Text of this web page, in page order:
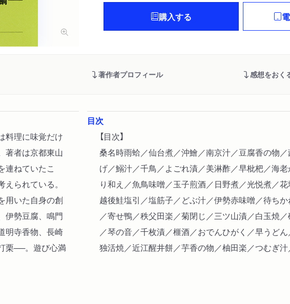
購入する
著作者プロフィール 感想をおく
料理に味覚だけ
著者は京都東山
連ねていたこ
られている。
用いた自身の創
伊勢豆腐、鳴門
明寺香物、長崎
栗──。遊び心満
目次
【目次】
桑名時雨蛤／仙台煮／沖鱠／南京汁／豆腐香の物
げ／鰯汁／千鳥／よごれ漬／美淋酢／早枇杷／海
り和え／魚鳥味噌／玉子煎酒／日野煮／光悦煮／
越後鮭塩引／塩筋子／どぶ汁／伊勢赤味噌／待ち
／寄せ鴨／秩父田楽／菊閉じ／三ツ山漬／白玉焼
／琴の音／千枚漬／榧酒／おでんひがく／早うど
独活焼／近江醒井餅／芋香の物／柚田楽／つむぎ